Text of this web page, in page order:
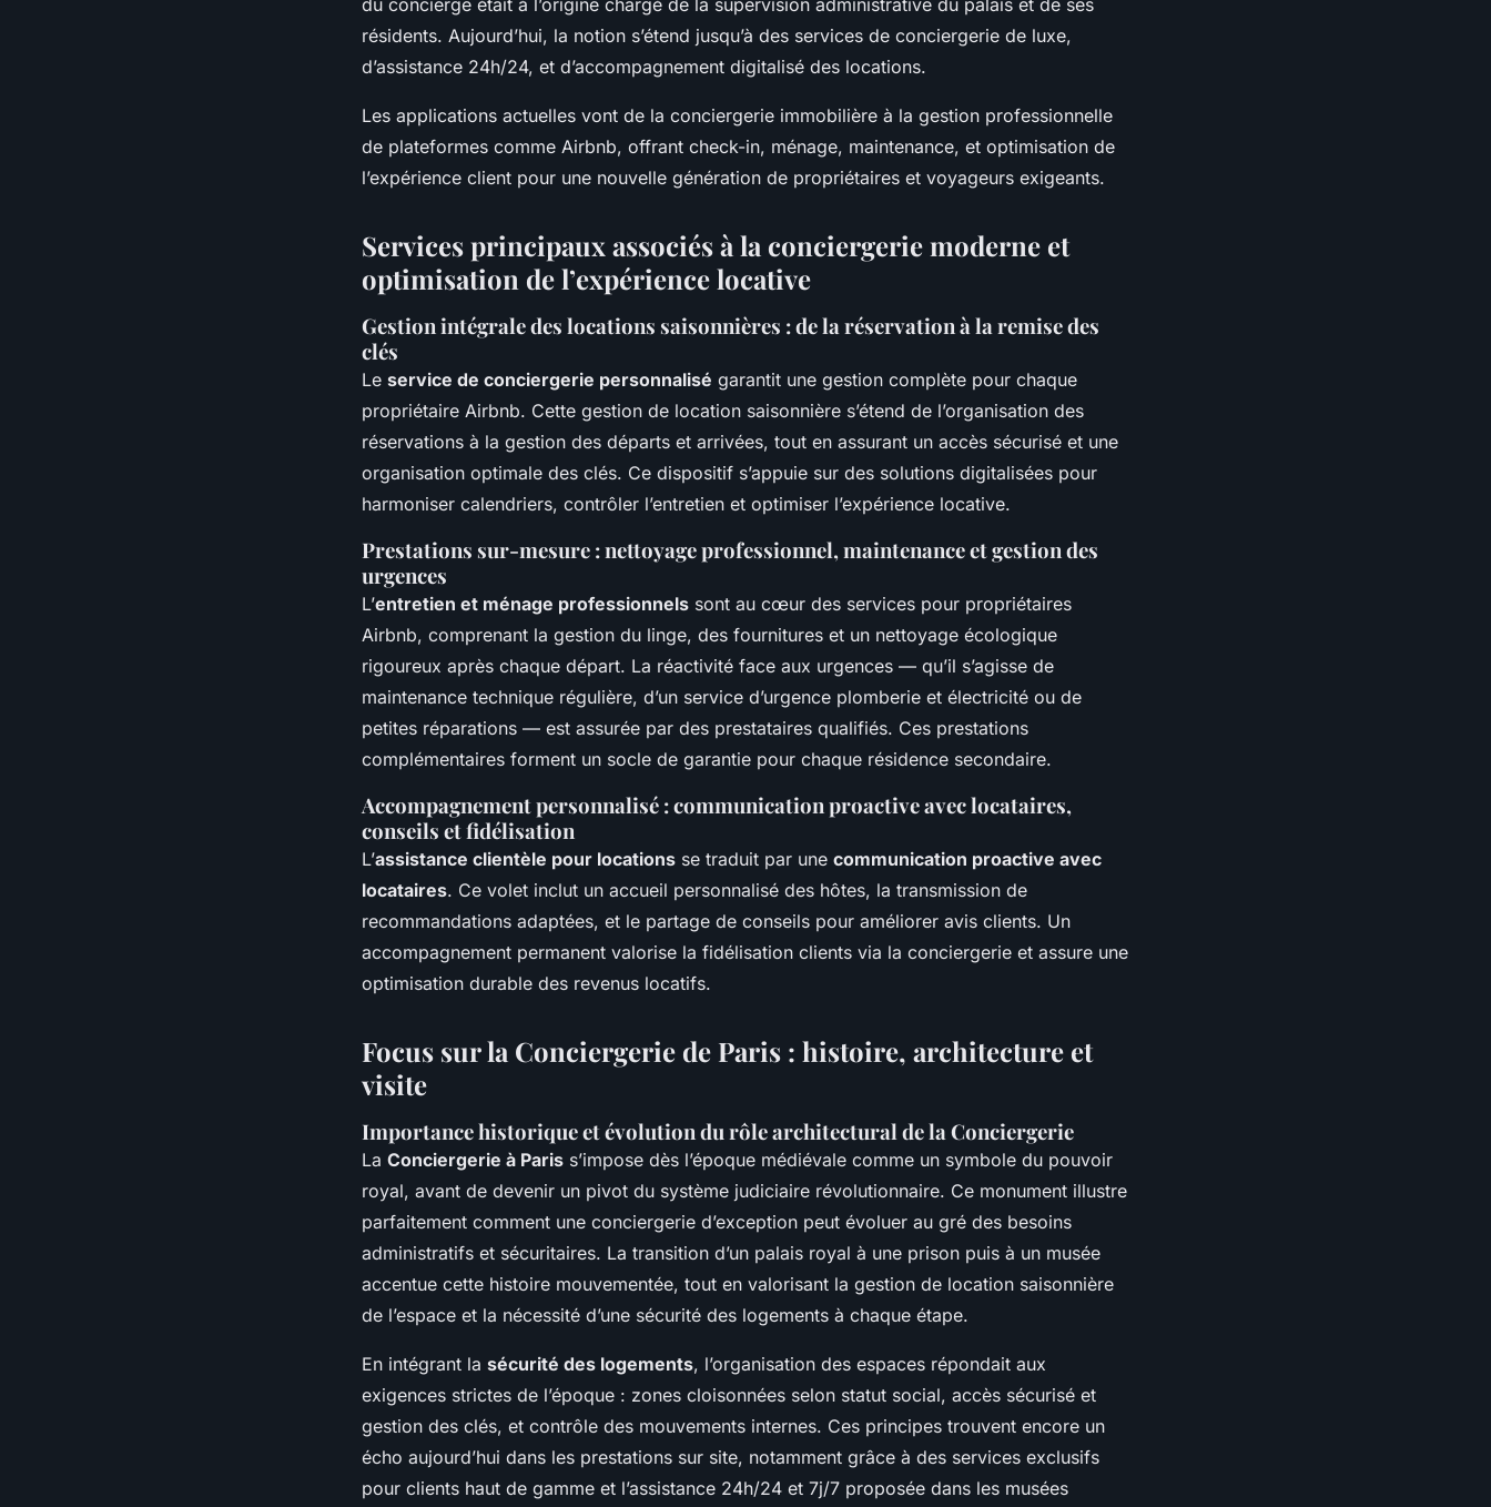
du concierge était à l’origine chargé de la supervision administrative du palais et de ses
résidents. Aujourd’hui, la notion s’étend jusqu’à des services de conciergerie de luxe,
d’assistance 24h/24, et d’accompagnement digitalisé des locations.
Les applications actuelles vont de la conciergerie immobilière à la gestion professionnelle
de plateformes comme Airbnb, offrant check-in, ménage, maintenance, et optimisation de
l’expérience client pour une nouvelle génération de propriétaires et voyageurs exigeants.
Services principaux associés à la conciergerie moderne et
optimisation de l’expérience locative
Gestion intégrale des locations saisonnières : de la réservation à la remise des
clés
Le service de conciergerie personnalisé garantit une gestion complète pour chaque
propriétaire Airbnb. Cette gestion de location saisonnière s’étend de l’organisation des
réservations à la gestion des départs et arrivées, tout en assurant un accès sécurisé et une
organisation optimale des clés. Ce dispositif s’appuie sur des solutions digitalisées pour
harmoniser calendriers, contrôler l’entretien et optimiser l’expérience locative.
Prestations sur-mesure : nettoyage professionnel, maintenance et gestion des
urgences
L’entretien et ménage professionnels sont au cœur des services pour propriétaires
Airbnb, comprenant la gestion du linge, des fournitures et un nettoyage écologique
rigoureux après chaque départ. La réactivité face aux urgences — qu’il s’agisse de
maintenance technique régulière, d’un service d’urgence plomberie et électricité ou de
petites réparations — est assurée par des prestataires qualifiés. Ces prestations
complémentaires forment un socle de garantie pour chaque résidence secondaire.
Accompagnement personnalisé : communication proactive avec locataires,
conseils et fidélisation
L’assistance clientèle pour locations se traduit par une communication proactive avec
locataires. Ce volet inclut un accueil personnalisé des hôtes, la transmission de
recommandations adaptées, et le partage de conseils pour améliorer avis clients. Un
accompagnement permanent valorise la fidélisation clients via la conciergerie et assure une
optimisation durable des revenus locatifs.
Focus sur la Conciergerie de Paris : histoire, architecture et
visite
Importance historique et évolution du rôle architectural de la Conciergerie
La Conciergerie à Paris s’impose dès l’époque médiévale comme un symbole du pouvoir
royal, avant de devenir un pivot du système judiciaire révolutionnaire. Ce monument illustre
parfaitement comment une conciergerie d’exception peut évoluer au gré des besoins
administratifs et sécuritaires. La transition d’un palais royal à une prison puis à un musée
accentue cette histoire mouvementée, tout en valorisant la gestion de location saisonnière
de l’espace et la nécessité d’une sécurité des logements à chaque étape.
En intégrant la sécurité des logements, l’organisation des espaces répondait aux
exigences strictes de l’époque : zones cloisonnées selon statut social, accès sécurisé et
gestion des clés, et contrôle des mouvements internes. Ces principes trouvent encore un
écho aujourd’hui dans les prestations sur site, notamment grâce à des services exclusifs
pour clients haut de gamme et l’assistance 24h/24 et 7j/7 proposée dans les musées